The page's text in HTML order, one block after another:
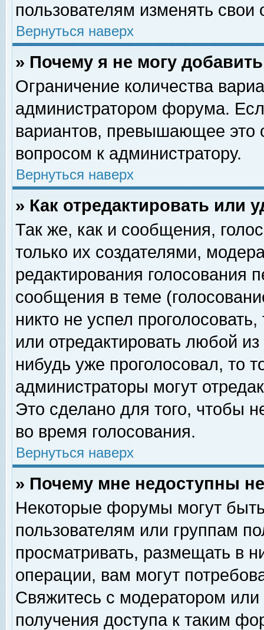
пользователям изменять свои
Вернуться наверх
» Почему я не могу
Ограничение количества
администратором форума.
вариантов, превышающее это
вопросом к администратору.
Вернуться наверх
» Как отредактировать или
Так же, как и сообщения,
только их создателями,
редактирования голосования
сообщения в теме
никто не успел
или отредактировать любой
нибудь уже проголосовал, то
администраторы могут
Это сделано для того, чтобы
во время голосования.
Вернуться наверх
» Почему мне недоступны
Некоторые форумы могут
пользователям или группам
просматривать, размещать в
операции, вам могут
Свяжитесь с модератором
получения доступа к таким